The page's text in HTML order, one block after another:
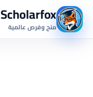
Scholarfox
منح وفرص عالمية